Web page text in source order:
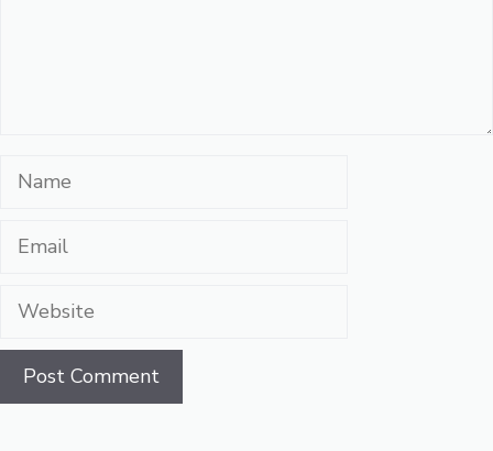
Name
Email
Website